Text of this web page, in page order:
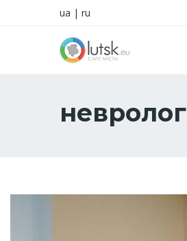
ua | ru
невролог